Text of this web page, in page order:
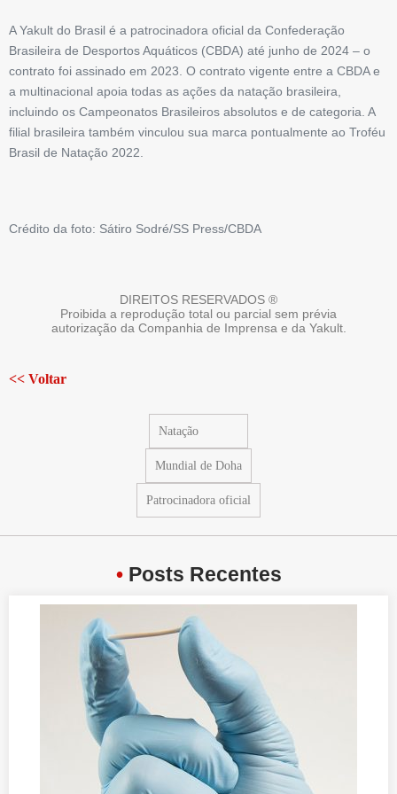
A Yakult do Brasil é a patrocinadora oficial da Confederação
Brasileira de Desportos Aquáticos (CBDA) até junho de 2024 – o
contrato foi assinado em 2023. O contrato vigente entre a CBDA e
a multinacional apoia todas as ações da natação brasileira,
incluindo os Campeonatos Brasileiros absolutos e de categoria. A
filial brasileira também vinculou sua marca pontualmente ao Troféu
Brasil de Natação 2022.
Crédito da foto: Sátiro Sodré/SS Press/CBDA
DIREITOS RESERVADOS ®
Proibida a reprodução total ou parcial sem prévia
autorização da Companhia de Imprensa e da Yakult.
<< Voltar
Natação
Mundial de Doha
Patrocinadora oficial
•Posts Recentes